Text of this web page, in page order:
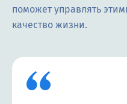
поможет управлять
качество жизни.